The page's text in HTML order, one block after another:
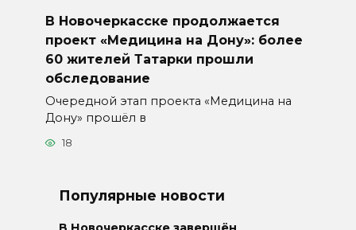
В Новочеркасске продолжается
проект «Медицина на Дону»: более
60 жителей Татарки прошли
обследование
Очередной этап проекта «Медицина на
Дону» прошёл в
18
Популярные новости